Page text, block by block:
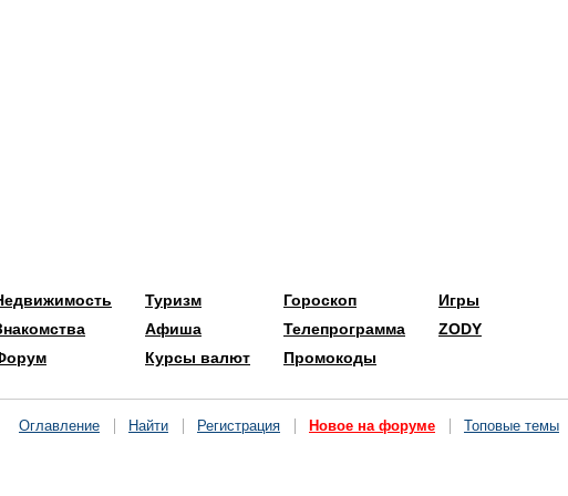
Туризм
Афиша
Курсы валют
Гороскоп
Телепрограмма
Промокоды
Игры
ZODY
Оглавление Найти Регистрация Новое на форуме Топовые темы